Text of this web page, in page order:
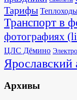
Тарифы
Транспорт в
фотографиях
ЦЛС Дёмино
Ярославский
Архивы